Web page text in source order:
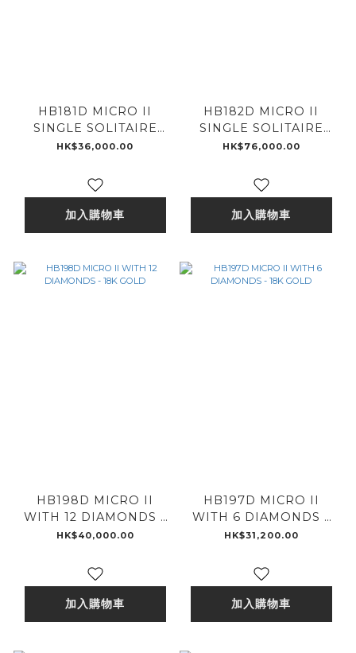
HB181D MICRO II
SINGLE SOLITAIRE
WITH .25 CARAT
HK$36,000.00
加入購物車
HB182D MICRO II
SINGLE SOLITAIRE
WITH .5 CARAT
HK$76,000.00
加入購物車
HB198D MICRO II
WITH 12 DIAMONDS -
18K GOLD
HK$40,000.00
加入購物車
HB197D MICRO II
WITH 6 DIAMONDS -
18K GOLD
HK$31,200.00
加入購物車